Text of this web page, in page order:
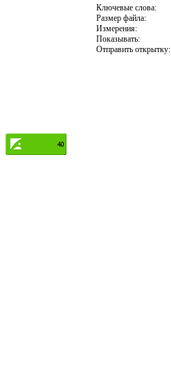
Ключевые слова:
Размер файла:
Измерения:
Показывать:
Отправить открытку: